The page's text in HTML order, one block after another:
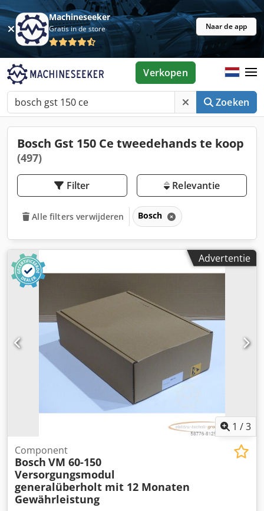
Machineseeker
Gratis in de store Naar de app
Zoeken
Verkopen
Bosch Gst 150 Ce tweedehands te koop
(497)
Filter Relevantie
Alle filters verwijderen Bosch
Advertentie
1 /3
Component
Bosch VM 60-150
Versorgungsmodul
generalüberholt mit 12 Monaten
Gewährleistung